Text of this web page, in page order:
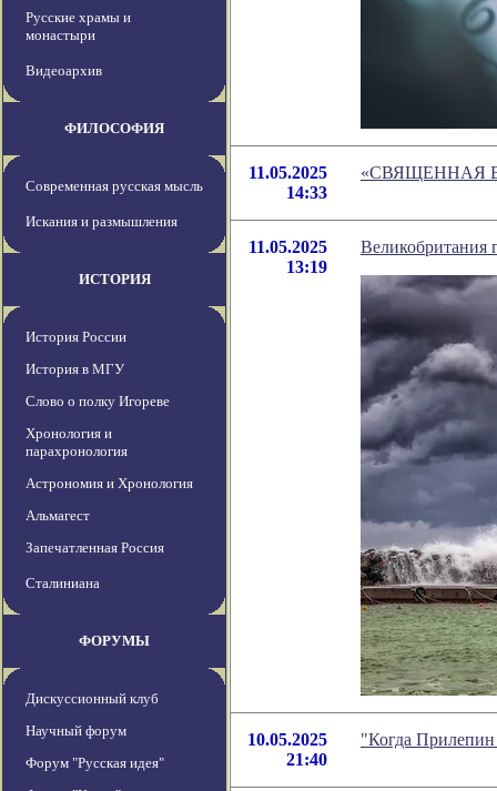
Русские храмы и
монастыри
Видеоархив
ФИЛОСОФИЯ
Современная русская мысль
Искания и размышления
ИСТОРИЯ
История России
История в МГУ
Слово о полку Игореве
Хронология и
парахронология
Астрономия и Хронология
Альмагест
Запечатленная Россия
Сталиниана
ФОРУМЫ
Дискуссионный клуб
Научный форум
Форум "Русская идея"
11.05.2025
14:33
«СВЯЩЕННАЯ
11.05.2025
13:19
Великобритания
10.05.2025
21:40
"Когда